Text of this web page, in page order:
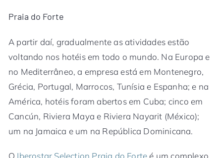
Praia do Forte
A partir daí, gradualmente as atividades estão
voltando nos hotéis em todo o mundo. Na Europa e
no Mediterrâneo, a empresa está em Montenegro,
Grécia, Portugal, Marrocos, Tunísia e Espanha; e na
América, hotéis foram abertos em Cuba; cinco em
Cancún, Riviera Maya e Riviera Nayarit (México);
um na Jamaica e um na República Dominicana.
O Iberostar Selection Praia do Forte é um complexo